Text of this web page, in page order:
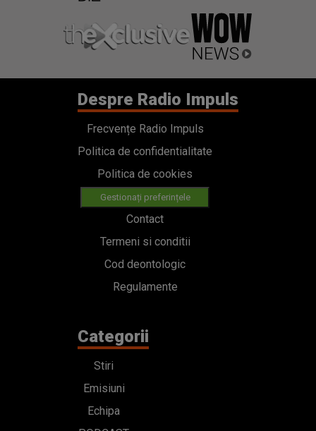
Despre Radio Impuls
Frecvențe Radio Impuls
Politica de confidentialitate
Politica de cookies
Gestionați preferințele
Contact
Termeni si conditii
Cod deontologic
Regulamente
Categorii
Stiri
Emisiuni
Echipa